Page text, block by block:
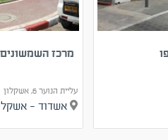
מרכז
עליית הנוער 6, אשקלון
אשדוד -